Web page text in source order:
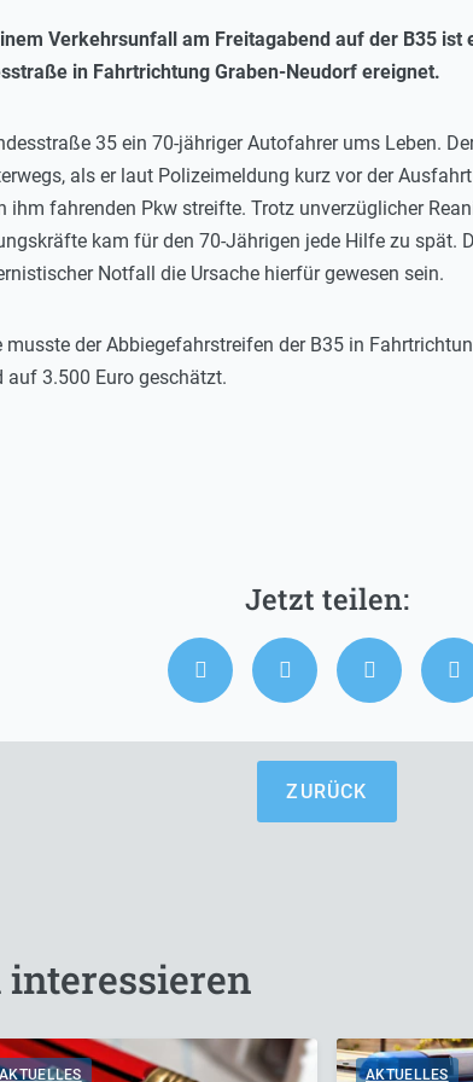
Verkehrsunfall am Freitagabend auf der B35
in Fahrtrichtung Graben-Neudorf ereignet.
35 ein 70-jähriger Autofahrer ums Leben.
als er laut Polizeimeldung kurz vor der
ihm fahrenden Pkw streifte. Trotz unverzüglicher
kam für den 70-Jährigen jede Hilfe zu spät.
Notfall die Ursache hierfür gewesen sein.
der Abbiegefahrstreifen der B35 in
3.500 Euro geschätzt.
ZURÜCK
interessieren
AKTUELLES AKTUELLES